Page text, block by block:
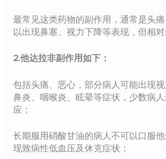
最常见这类药物的副作用，通常是头
以出现鼻塞、视力下降等表现，但相对
2.他达拉非副作用如下：
包括头痛、恶心，部分病人可能出现视
鼻炎、咽喉炎、眩晕等症状，少数病
应；
长期服用硝酸甘油的病人不可以口服
现致病性低血压及休克症状；